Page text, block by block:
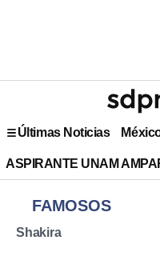
Últimas Noticias
ASPIRANTE UNAM
FAMOSOS
Shakira